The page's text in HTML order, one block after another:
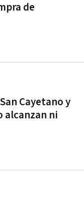
de
Cayetano y
alcanzan ni